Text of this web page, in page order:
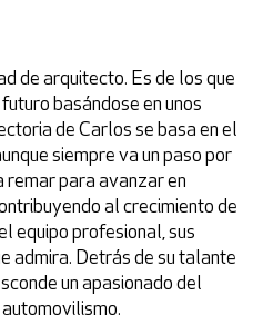
de arquitecto. Es de los que
basándose en unos
de Carlos se basa en el
siempre va un paso por
para avanzar en
al crecimiento de
equipo profesional, sus
admira. Detrás de su talante
un apasionado del
de privacidad